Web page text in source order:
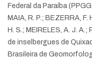
Federal da Paraíba
MAIA, R. P.; BEZERRA,
H. S.; MEIRELES, A. J.
de inselbergues de
Brasileira de